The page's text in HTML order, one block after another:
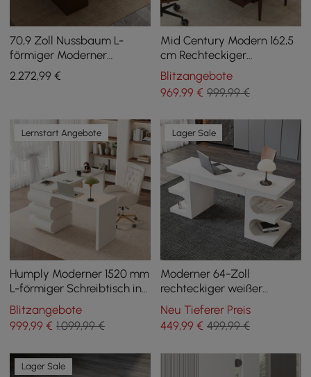
70,9 Zoll Nussbaum L-
förmiger Moderner
Chefschreibtisch Linke
Hand & Liegender Leder
2.272,99 €
Mid Century Modern 162,5
cm Rechteckiger
Schreibtisch aus
Walnussfurnier mit 6
Schubladen
Blitzangebote
969,99 € 999,99 €
Lernstart Angebote
Humply Moderner 1520 mm
L-förmiger Schreibtisch in
Weiß
Blitzangebote
999,99 € 1.099,99 €
Lager Sale
Moderner 64-Zoll
rechteckiger weißer
Schreibtisch mit Stauraum
Neu Tieferer Preis
449,99 € 499,99 €
Lager Sale